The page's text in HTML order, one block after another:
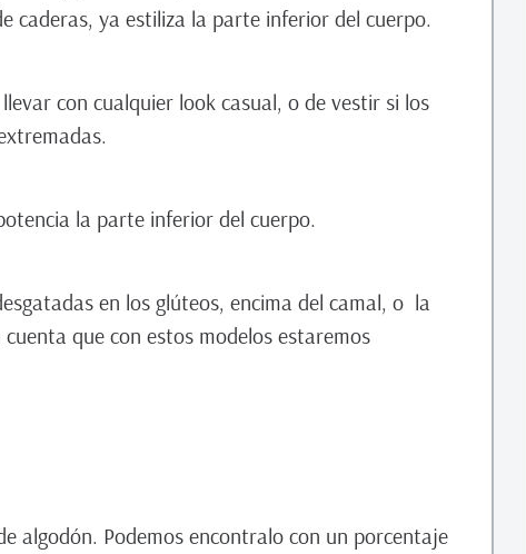
caderas, ya estiliza la parte inferior del cuerpo.
con cualquier look casual, o de vestir si los
la parte inferior del cuerpo.
en los glúteos, encima del camal, o la
que con estos modelos estaremos
algodón. Podemos encontralo con un porcentaje